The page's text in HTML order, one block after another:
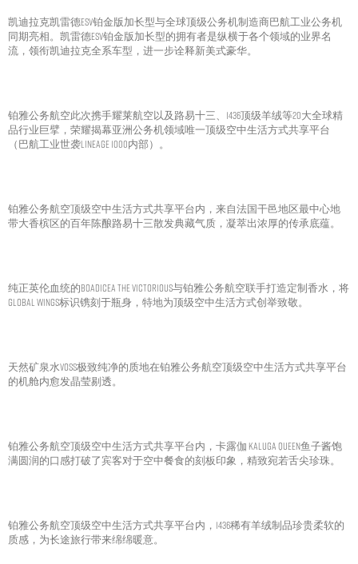
凯迪拉克凯雷德ESV铂金版加长型与全球顶级公务机制造商巴航工业公务机
同期亮相。凯雷德ESV铂金版加长型的拥有者是纵横于各个领域的业界名
流，领衔凯迪拉克全系车型，进一步诠释新美式豪华。
铂雅公务航空此次携手耀莱航空以及路易十三、1436顶级羊绒等20大全球精
品行业巨擘，荣耀揭幕亚洲公务机领域唯一顶级空中生活方式共享平台
（巴航工业世袭Lineage 1000内部）。
铂雅公务航空顶级空中生活方式共享平台内，来自法国干邑地区最中心地
带大香槟区的百年陈酿路易十三散发典藏气质，凝萃出浓厚的传承底蕴。
纯正英伦血统的Boadicea the Victorious与铂雅公务航空联手打造定制香水，将
GLOBAL WINGS标识镌刻于瓶身，特地为顶级空中生活方式创举致敬。
天然矿泉水Voss极致纯净的质地在铂雅公务航空顶级空中生活方式共享平台
的机舱内愈发晶莹剔透。
铂雅公务航空顶级空中生活方式共享平台内，卡露伽 KALUGA QUEEN鱼子酱饱
满圆润的口感打破了宾客对于空中餐食的刻板印象，精致宛若舌尖珍珠。
铂雅公务航空顶级空中生活方式共享平台内，1436稀有羊绒制品珍贵柔软的
质感，为长途旅行带来绵绵暖意。